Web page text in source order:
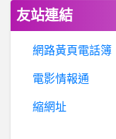
友站連結
網路黃頁電話簿
電影情報通
縮網址